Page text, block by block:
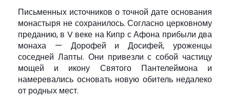
Письменных источников о точной дате основания
монастыря не сохранилось. Согласно церковному
преданию, в V веке на Кипр с Афона прибыли два
монаха — Дорофей и Досифей, уроженцы
соседней Лапты. Они привезли с собой частицу
мощей и икону Святого Пантелеймона и
намеревались основать новую обитель недалеко
от родных мест.